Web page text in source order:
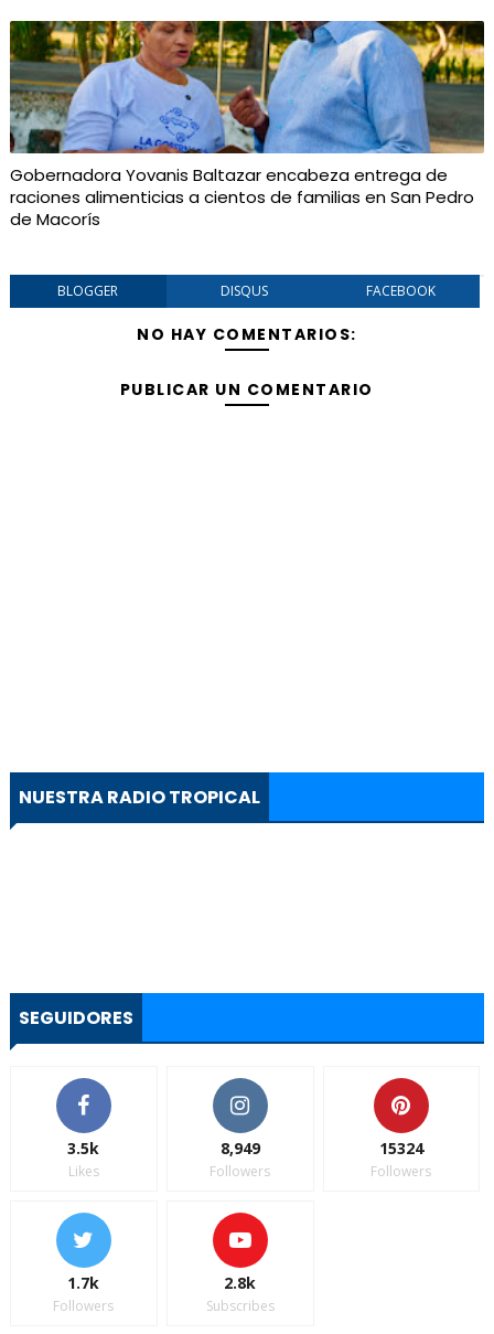
Gobernadora Yovanis Baltazar encabeza entrega de
raciones alimenticias a cientos de familias en San Pedro
de Macorís
BLOGGER DISQUS FACEBOOK
NO HAY COMENTARIOS:
PUBLICAR UN COMENTARIO
NUESTRA RADIO TROPICAL
SEGUIDORES
3.5k
Likes
8,949
Followers
15324
Followers
1.7k
Followers
2.8k
Subscribes